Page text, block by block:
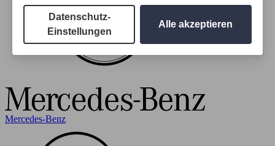
Mercedes-Benz
Datenschutz-
Einstellungen
Alle akzeptieren